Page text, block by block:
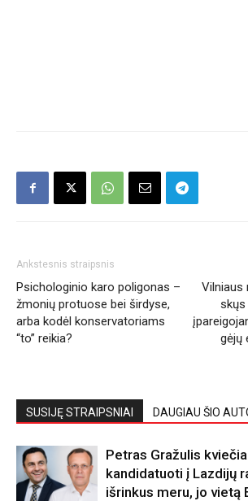
Ankstesnis straipsnis
Psichologinio karo poligonas –
žmonių protuose bei širdyse,
arba kodėl konservatoriams
“to” reikia?
Vilniaus
skųs
gėjų
SUSIJĘ STRAIPSNIAI DAUGIAU ŠIO
Petras Gražulis
kandidatuoti į Lazdijų
išrinkus meru, jo vietą